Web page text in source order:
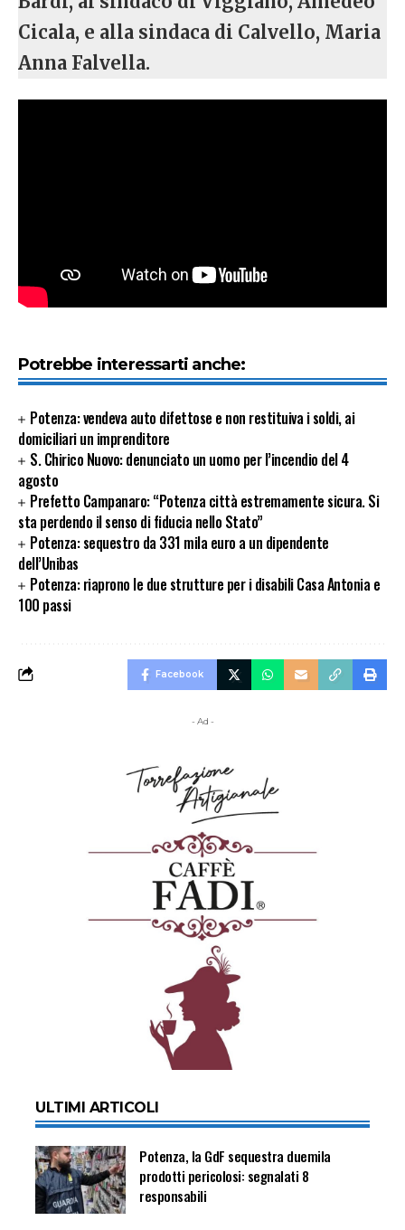
Cicala, e alla sindaca di Calvello, Maria
Anna Falvella.
Potrebbe interessarti anche:
Potenza: vendeva auto difettose e non restituiva i soldi, ai
domiciliari un imprenditore
S. Chirico Nuovo: denunciato un uomo per l’incendio del 4
agosto
Prefetto Campanaro: “Potenza città estremamente sicura. Si
sta perdendo il senso di fiducia nello Stato”
Potenza: sequestro da 331 mila euro a un dipendente
dell’Unibas
Potenza: riaprono le due strutture per i disabili Casa Antonia e
100 passi
Facebook
- Ad -
ULTIMI ARTICOLI
Potenza, la GdF sequestra duemila
prodotti pericolosi: segnalati 8
responsabili